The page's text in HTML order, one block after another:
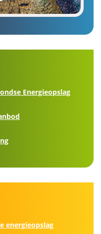
Energieopslag
energieopslag